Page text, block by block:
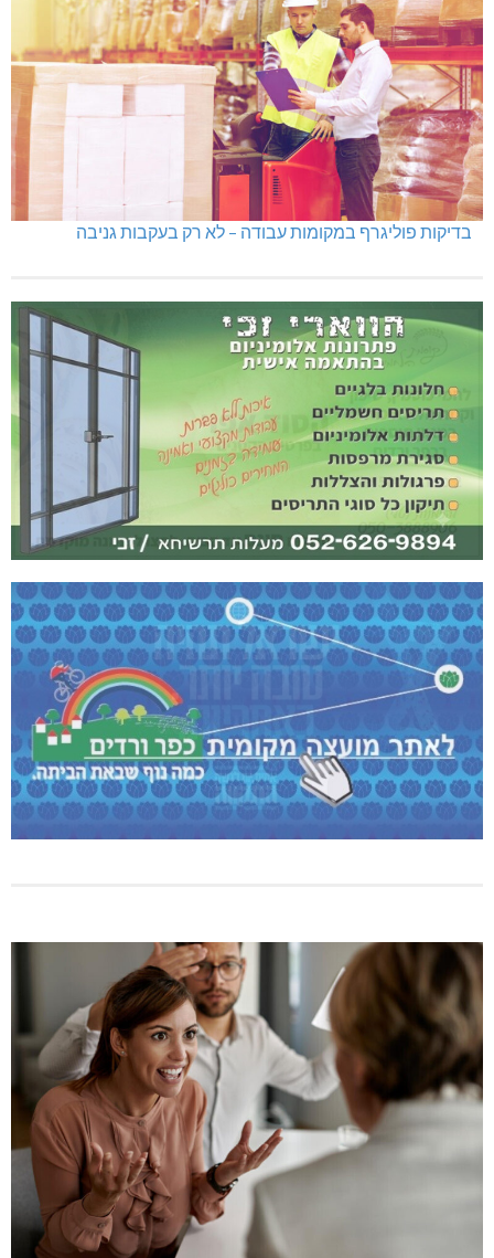
בדיקות פוליגרף במקומות עבודה – לא רק בעקבות גניבה